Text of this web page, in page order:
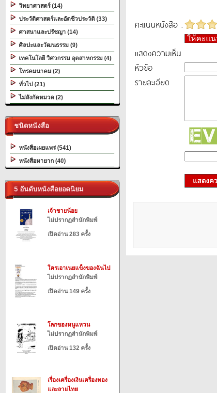
วิทยาศาสตร์ (14)
ประวัติศาสตร์และอัตชีวประวัติ (33)
ศาสนาและปรัชญา (14)
ศิลปะและวัฒนธรรม (9)
เทคโนโลยี วิศวกรรม อุตสาหกรรม (4)
โทรคมนาคม (2)
ทั่วไป (21)
ไม่สังกัดหมวด (2)
ชนิดหนังสือ
หนังสือเผยแพร่ (541)
หนังสือหายาก (40)
5 อันดับหนังสือยอดนิยม
เจ้าชายน้อย
ไม่ปรากฏสำนักพิมพ์
เปิดอ่าน 283 ครั้ง
ใครเอาเนยแข็งของฉันไป
ไม่ปรากฏสำนักพิมพ์
เปิดอ่าน 149 ครั้ง
โลกของหนูแหวน
ไม่ปรากฏสำนักพิมพ์
เปิดอ่าน 132 ครั้ง
เรื่องเครื่องเงินเครื่องทอง
และลายไทย
คะแนนหนังสือ :
ให้คะแ
แสดงความเห็น
หัวข้อ
รายละเอียด
แสดงค